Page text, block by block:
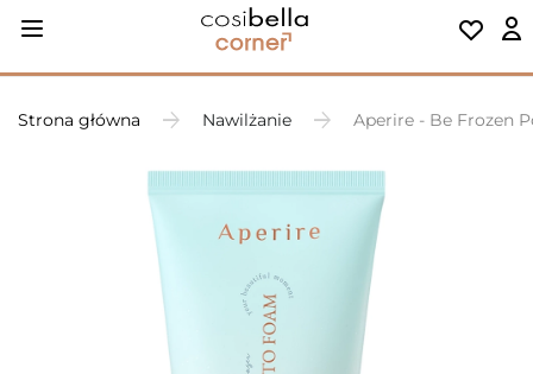
Strona główna Nawilżanie Aperire - Be Frozen